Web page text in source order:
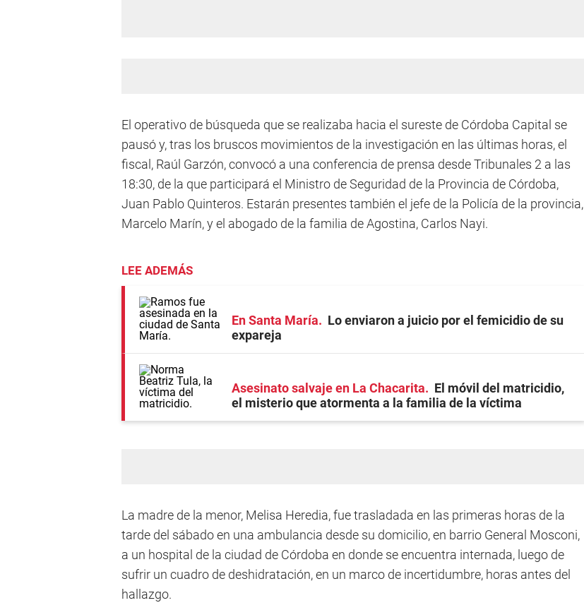
El operativo de búsqueda que se realizaba hacia el sureste de Córdoba Capital se
pausó y, tras los bruscos movimientos de la investigación en las últimas horas, el
fiscal, Raúl Garzón, convocó a una conferencia de prensa desde Tribunales 2 a las
18:30, de la que participará el Ministro de Seguridad de la Provincia de Córdoba,
Juan Pablo Quinteros. Estarán presentes también el jefe de la Policía de la provincia,
Marcelo Marín, y el abogado de la familia de Agostina, Carlos Nayi.
LEE ADEMÁS
En Santa María
Lo enviaron a juicio por el femicidio de su
expareja
Asesinato salvaje en La Chacarita
El móvil del matricidio,
el misterio que atormenta a la familia de la víctima
La madre de la menor, Melisa Heredia, fue trasladada en las primeras horas de la
tarde del sábado en una ambulancia desde su domicilio, en barrio General Mosconi,
a un hospital de la ciudad de Córdoba en donde se encuentra internada, luego de
sufrir un cuadro de deshidratación, en un marco de incertidumbre, horas antes del
hallazgo.